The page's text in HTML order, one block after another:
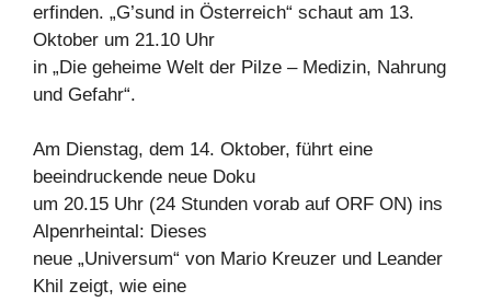
erfinden. „G’sund in Österreich“ schaut am 13.
Oktober um 21.10 Uhr
in „Die geheime Welt der Pilze – Medizin, Nahrung
und Gefahr“.
Am Dienstag, dem 14. Oktober, führt eine
beeindruckende neue Doku
um 20.15 Uhr (24 Stunden vorab auf ORF ON) ins
Alpenrheintal: Dieses
neue „Universum“ von Mario Kreuzer und Leander
Khil zeigt, wie eine